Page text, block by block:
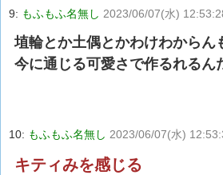
9: もふもふ名無し 2023/06/07(水)
埴輪とか土偶とかわけわからん
今に通じる可愛さで作るれるん
10: もふもふ名無し 2023/06/07(水)
キティみを感じる